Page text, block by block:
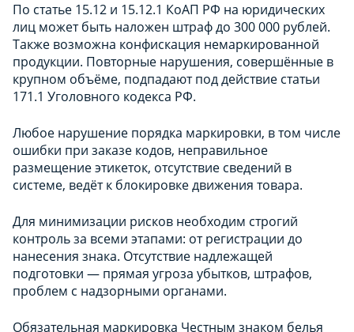
По статье 15.12 и 15.12.1 КоАП РФ на юридических
лиц может быть наложен штраф до 300 000 рублей.
Также возможна конфискация немаркированной
продукции. Повторные нарушения, совершённые в
крупном объёме, подпадают под действие статьи
171.1 Уголовного кодекса РФ.
Любое нарушение порядка маркировки, в том числе
ошибки при заказе кодов, неправильное
размещение этикеток, отсутствие сведений в
системе, ведёт к блокировке движения товара.
Для минимизации рисков необходим строгий
контроль за всеми этапами: от регистрации до
нанесения знака. Отсутствие надлежащей
подготовки — прямая угроза убытков, штрафов,
проблем с надзорными органами.
Обязательная маркировка Честным знаком белья